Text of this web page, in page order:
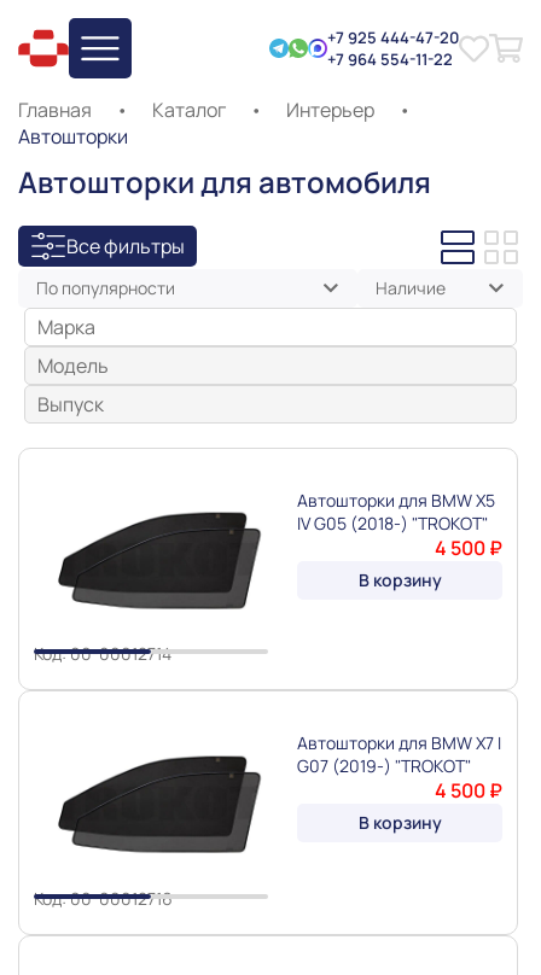
+7 925 444-47-20
+7 964 554-11-22
Главная • Каталог • Интерьер
•
Автошторки
Автошторки для автомобиля
Все фильтры
По популярности Наличие
Марка
Модель
Выпуск
Slide 1 of 2
Код: 00-00012714
Автошторки для BMW X5
IV G05 (2018-) "TROKOT"
4 500 ₽
В корзину
Slide 1 of 2
Код: 00-00012716
Автошторки для BMW X7 I
G07 (2019-) "TROKOT"
4 500 ₽
В корзину